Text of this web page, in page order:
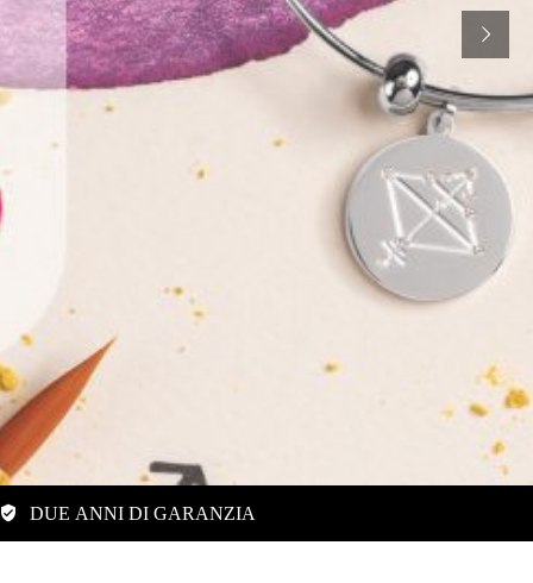
DUE ANNI DI GARANZIA